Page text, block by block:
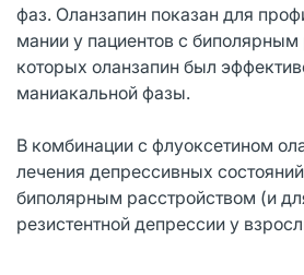
фаз. Оланзапин показан для
мании у пациентов с биполярным
которых оланзапин был
маниакальной фазы.
В комбинации с флуоксетином
лечения депрессивных
биполярным расстройством (и
резистентной депрессии у